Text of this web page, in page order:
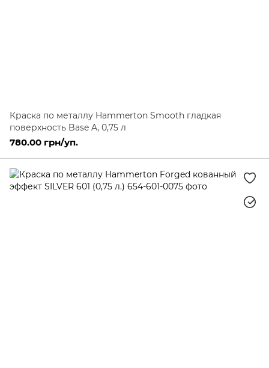
Краска по металлу Hammerton Smooth гладкая
поверхность Base A, 0,75 л
780.00 грн/уп.